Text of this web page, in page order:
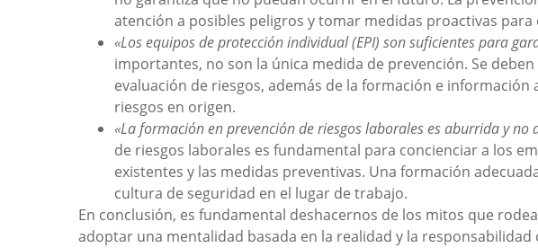
atención a posibles peligros y tomar medidas proactivas para
«Los equipos de protección individual (EPI) son suficientes para
importantes, no son la única medida de prevención. Se
evaluación de riesgos, además de la formación e
riesgos en origen.
«La formación en prevención de riesgos laborales es aburrida y no
de riesgos laborales es fundamental para concienciar a los
existentes y las medidas preventivas. Una formación
cultura de seguridad en el lugar de trabajo.
En conclusión, es fundamental deshacernos de los mitos que
adoptar una mentalidad basada en la realidad y la responsabilidad